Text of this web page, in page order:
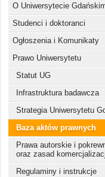
O Uniwersytecie
Studenci i doktoranci
Ogłoszenia i Komunikaty
Prawo Uniwersytetu
Statut UG
Infrastruktura badawcza
Strategia Uniwersytetu
Baza aktów prawnych
Prawa autorskie i
oraz zasad
Regulaminy i instrukcje